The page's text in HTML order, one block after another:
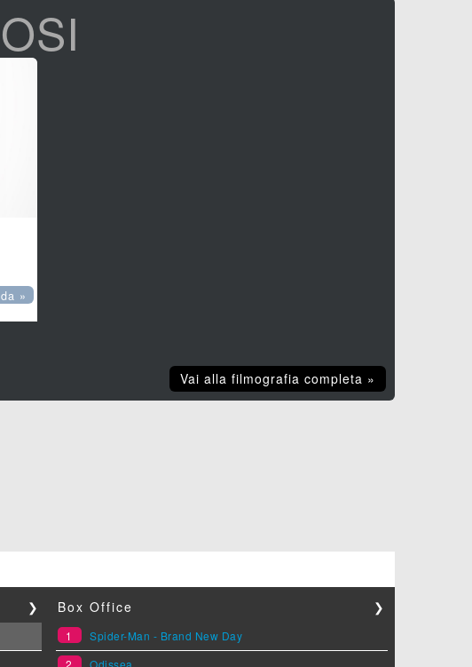
»
Vai alla filmografia completa »
❯ Box Office ❯
1
Spider-Man - Brand New Day